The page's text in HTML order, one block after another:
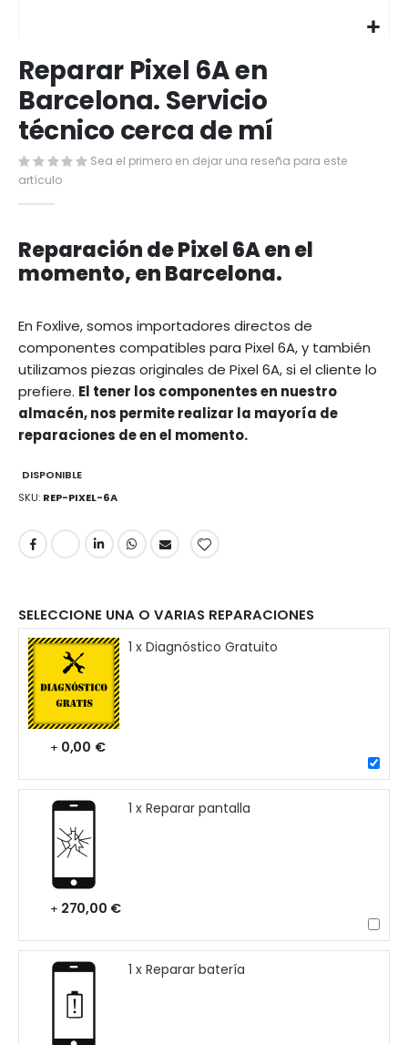
al
comienzo
de
la
galería
de
imágenes
Reparar Pixel 6A en
Barcelona. Servicio
técnico cerca de mí
Sea el primero en dejar una reseña para este
artículo
Reparación de Pixel 6A en el
momento, en Barcelona.
En Foxlive, somos importadores directos de
componentes compatibles para Pixel 6A, y también
utilizamos piezas originales de Pixel 6A, si el cliente lo
prefiere. El tener los componentes en nuestro
almacén, nos permite realizar la mayoría de
reparaciones de en el momento.
DISPONIBLE
SKU REP-PIXEL-6A
SELECCIONE UNA O VARIAS REPARACIONES
1 x Diagnóstico Gratuito
+ 0,00 €
1 x Reparar pantalla
+ 270,00 €
1 x Reparar batería